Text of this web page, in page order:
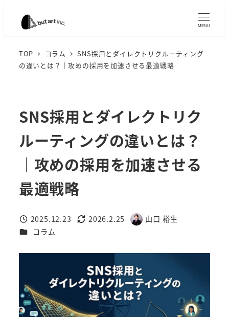
MENU
TOP コラム
SNS採用とダイレクトリクルーティング
の違いとは？｜攻めの採用を加速させる最適戦略
SNS採用とダイレクトリク
ルーティングの違いとは？
｜攻めの採用を加速させる
最適戦略
投稿日
2025.12.23
更新日
2026.2.25
著
山口 裕生
カテゴリー
コラム